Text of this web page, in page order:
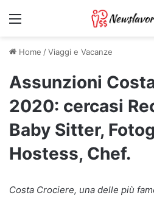
Menu
Home /Viaggi e Vacanze
Assunzioni
2020: cercasi
Baby Sitter,
Hostess, Chef.
Costa Crociere, una delle più